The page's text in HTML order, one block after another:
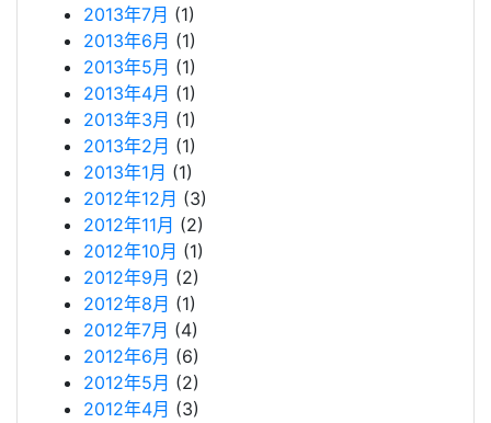
2013年7月 (1)
2013年6月 (1)
2013年5月 (1)
2013年4月 (1)
2013年3月 (1)
2013年2月 (1)
2013年1月 (1)
2012年12月 (3)
2012年11月 (2)
2012年10月 (1)
2012年9月 (2)
2012年8月 (1)
2012年7月 (4)
2012年6月 (6)
2012年5月 (2)
2012年4月 (3)